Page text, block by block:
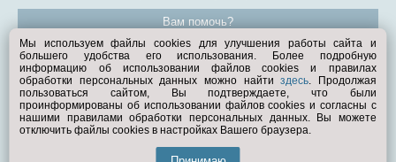
Вам помочь?
© Exist.ru 1998—2026
Мы используем файлы cookies для улучшения работы сайта и
большего удобства его использования. Более подробную
информацию об использовании файлов cookies и правилах
обработки персональных данных можно найтиздесь. Продолжая
пользоваться сайтом, Вы подтверждаете, что были
проинформированы об использовании файлов cookies и согласны с
нашими правилами обработки персональных данных. Вы можете
отключить файлы cookies в настройках Вашего браузера.